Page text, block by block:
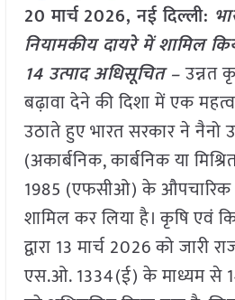
20 मार्च2026, नई दिल्ली:
नियामकीय दायरे में शामिल
14 उत्पाद अधिसूचित –उन्नत
बढ़ावा देने की दिशा में एक
उठाते हुए भारत सरकार ने नैनो
(अकार्बनिक, कार्बनिक या
1985 (एफसीओ) के औपचारिक
शामिल कर लिया है। कृषि एवं
द्वारा 13 मार्च 2026 को जारी
एस.ओ. 1334(ई) के माध्यम से